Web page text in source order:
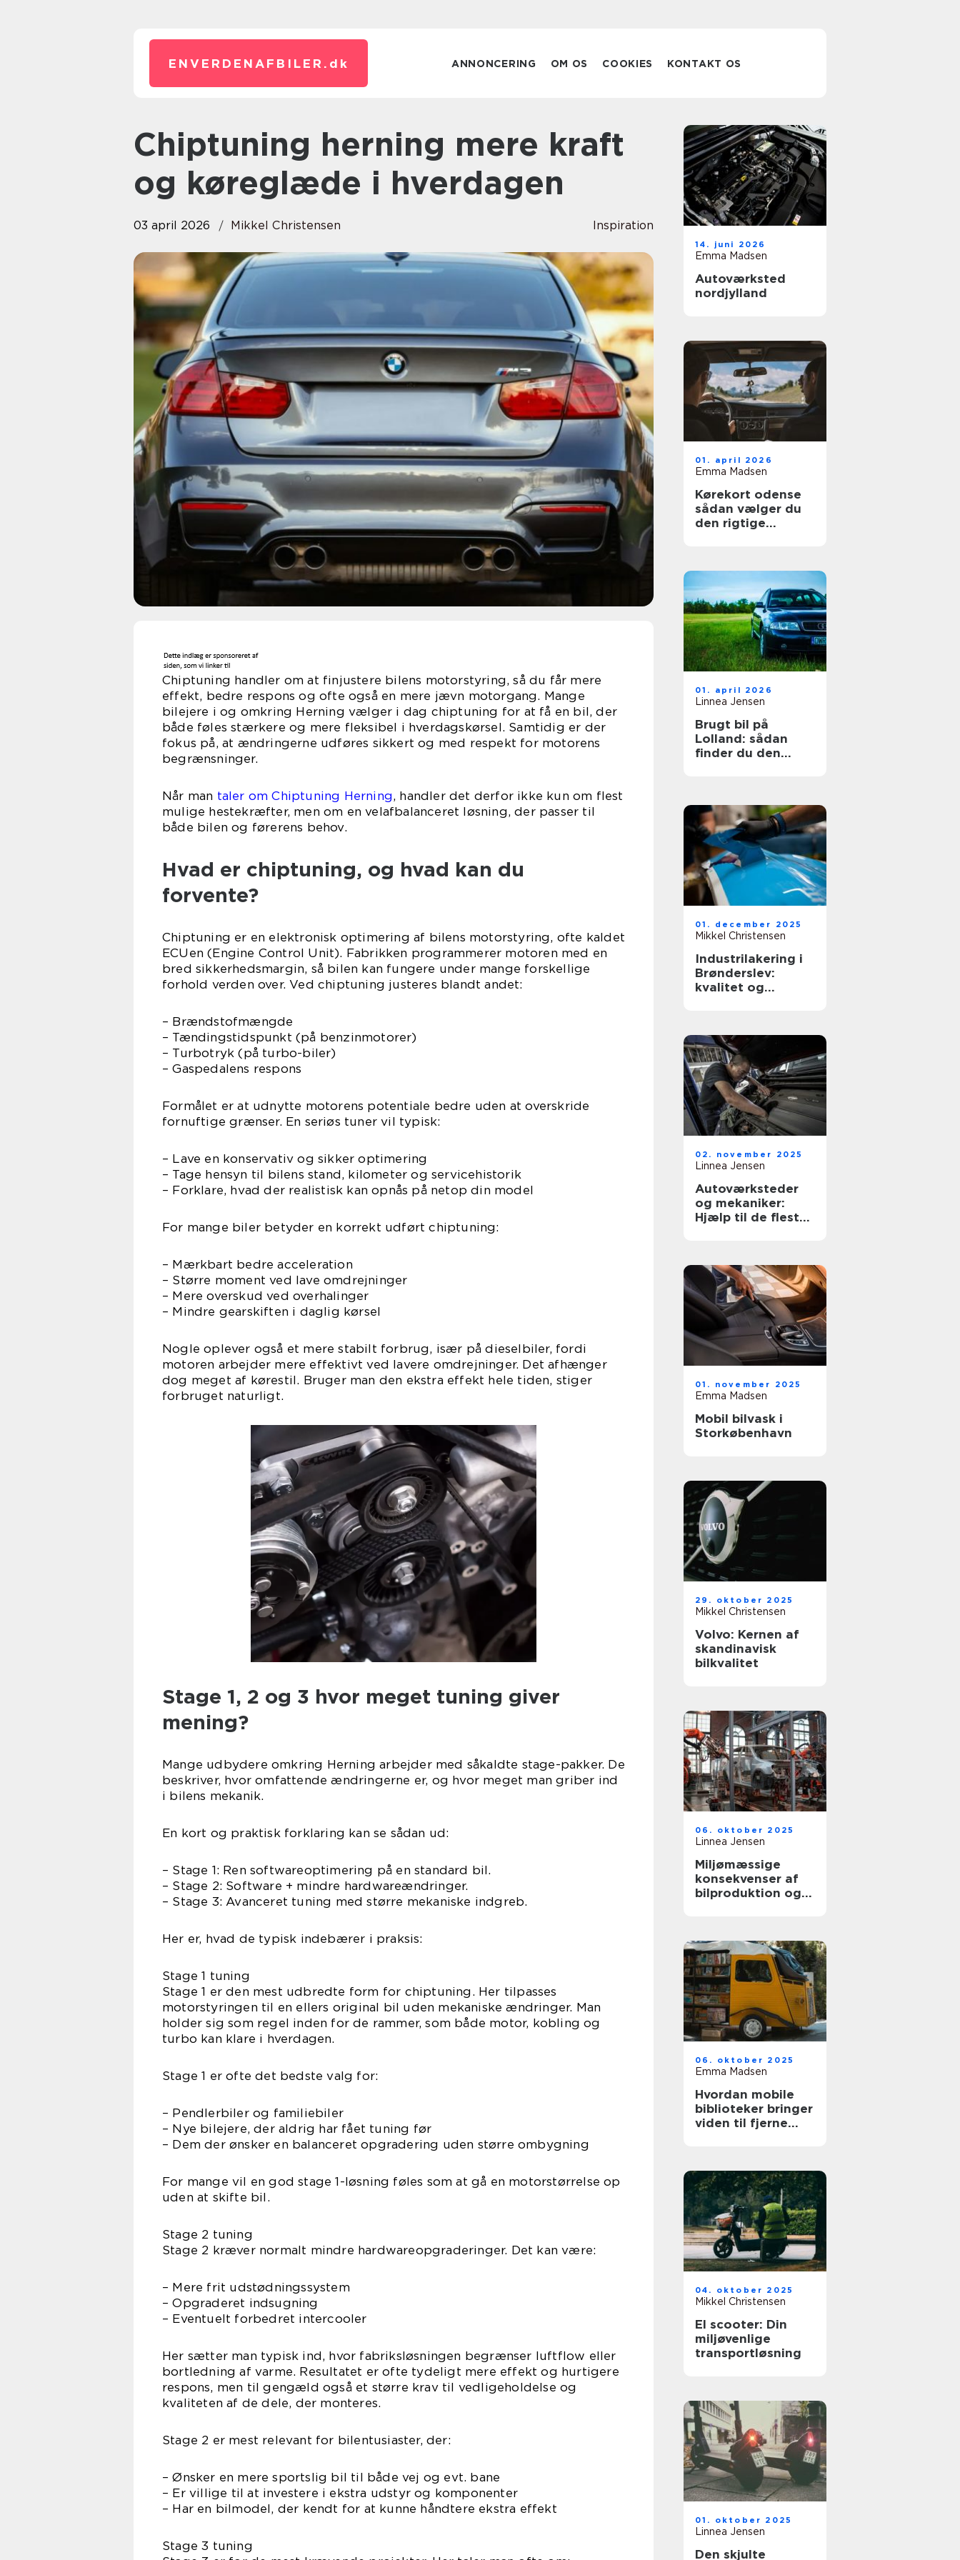
ENVERDENAFBILER. dk ANNONCERING OM OS COOKIES KONTAKT OS
Chiptuning herning mere kraft
og køreglæde i hverdagen
03 april 2026 Mikkel Christensen Inspiration
Chiptuning handler om at finjustere bilens motorstyring, så du får mere
effekt, bedre respons og ofte også en mere jævn motorgang. Mange
bilejere i og omkring Herning vælger i dag chiptuning for at få en bil, der
både føles stærkere og mere fleksibel i hverdagskørsel. Samtidig er der
fokus på, at ændringerne udføres sikkert og med respekt for motorens
begrænsninger.
Når man taler om Chiptuning Herning, handler det derfor ikke kun om flest
mulige hestekræfter, men om en velafbalanceret løsning, der passer til
både bilen og førerens behov.
Hvad er chiptuning, og hvad kan du
forvente?
Chiptuning er en elektronisk optimering af bilens motorstyring, ofte kaldet
ECUen (Engine Control Unit). Fabrikken programmerer motoren med en
bred sikkerhedsmargin, så bilen kan fungere under mange forskellige
forhold verden over. Ved chiptuning justeres blandt andet:
– Brændstofmængde
– Tændingstidspunkt (på benzinmotorer)
– Turbotryk (på turbo-biler)
– Gaspedalens respons
Formålet er at udnytte motorens potentiale bedre uden at overskride
fornuftige grænser. En seriøs tuner vil typisk:
– Lave en konservativ og sikker optimering
– Tage hensyn til bilens stand, kilometer og servicehistorik
– Forklare, hvad der realistisk kan opnås på netop din model
For mange biler betyder en korrekt udført chiptuning:
– Mærkbart bedre acceleration
– Større moment ved lave omdrejninger
– Mere overskud ved overhalinger
– Mindre gearskiften i daglig kørsel
Nogle oplever også et mere stabilt forbrug, især på dieselbiler, fordi
motoren arbejder mere effektivt ved lavere omdrejninger. Det afhænger
dog meget af kørestil. Bruger man den ekstra effekt hele tiden, stiger
forbruget naturligt.
Stage 1, 2 og 3 hvor meget tuning giver
mening?
Mange udbydere omkring Herning arbejder med såkaldte stage-pakker. De
beskriver, hvor omfattende ændringerne er, og hvor meget man griber ind
i bilens mekanik.
En kort og praktisk forklaring kan se sådan ud:
– Stage 1: Ren softwareoptimering på en standard bil.
– Stage 2: Software + mindre hardwareændringer.
– Stage 3: Avanceret tuning med større mekaniske indgreb.
Her er, hvad de typisk indebærer i praksis:
Stage 1 tuning
Stage 1 er den mest udbredte form for chiptuning. Her tilpasses
motorstyringen til en ellers original bil uden mekaniske ændringer. Man
holder sig som regel inden for de rammer, som både motor, kobling og
turbo kan klare i hverdagen.
Stage 1 er ofte det bedste valg for:
– Pendlerbiler og familiebiler
– Nye bilejere, der aldrig har fået tuning før
– Dem der ønsker en balanceret opgradering uden større ombygning
For mange vil en god stage 1-løsning føles som at gå en motorstørrelse op
uden at skifte bil.
Stage 2 tuning
Stage 2 kræver normalt mindre hardwareopgraderinger. Det kan være:
– Mere frit udstødningssystem
– Opgraderet indsugning
– Eventuelt forbedret intercooler
Her sætter man typisk ind, hvor fabriksløsningen begrænser luftflow eller
bortledning af varme. Resultatet er ofte tydeligt mere effekt og hurtigere
respons, men til gengæld også et større krav til vedligeholdelse og
kvaliteten af de dele, der monteres.
Stage 2 er mest relevant for bilentusiaster, der:
– Ønsker en mere sportslig bil til både vej og evt. bane
– Er villige til at investere i ekstra udstyr og komponenter
– Har en bilmodel, der kendt for at kunne håndtere ekstra effekt
Stage 3 tuning
14. juni 2026
Emma Madsen
Autoværksted
nordjylland
01. april 2026
Emma Madsen
Kørekort odense
sådan vælger du
den rigtige
01. april 2026
Linnea Jensen
Brugt bil på
Lolland: sådan
finder du den
01. december 2025
Mikkel Christensen
Industrilakering i
Brønderslev:
kvalitet og
02. november 2025
Linnea Jensen
Autoværksteder
og mekaniker:
Hjælp til de fleste
01. november 2025
Emma Madsen
Mobil bilvask i
Storkøbenhavn
29. oktober 2025
Mikkel Christensen
Volvo: Kernen af
skandinavisk
bilkvalitet
06. oktober 2025
Linnea Jensen
Miljømæssige
konsekvenser af
bilproduktion og
06. oktober 2025
Emma Madsen
Hvordan mobile
biblioteker bringer
viden til fjerne
04. oktober 2025
Mikkel Christensen
El scooter: Din
miljøvenlige
transportløsning
01. oktober 2025
Linnea Jensen
Den skjulte